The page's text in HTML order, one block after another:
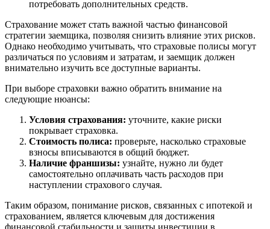
потребовать дополнительных средств.
Страхование может стать важной частью финансовой
стратегии заемщика, позволяя снизить влияние этих рисков.
Однако необходимо учитывать, что страховые полисы могут
различаться по условиям и затратам, и заемщик должен
внимательно изучить все доступные варианты.
При выборе страховки важно обратить внимание на
следующие нюансы:
Условия страхования: уточните, какие риски
покрывает страховка.
Стоимость полиса: проверьте, насколько страховые
взносы вписываются в общий бюджет.
Наличие франшизы: узнайте, нужно ли будет
самостоятельно оплачивать часть расходов при
наступлении страхового случая.
Таким образом, понимание рисков, связанных с ипотекой и
страхованием, является ключевым для достижения
финансовой стабильности и защиты инвестиции в